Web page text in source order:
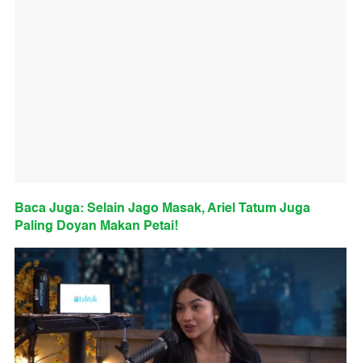
Baca Juga: Selain Jago Masak, Ariel Tatum Juga
Paling Doyan Makan Petai!